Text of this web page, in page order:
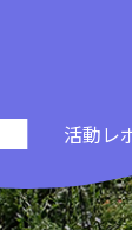
活動レ